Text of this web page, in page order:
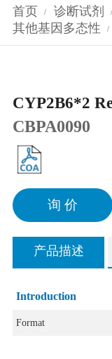
首页 / 诊断试剂 /
其他基因多态性 /
CYP2B6*2
CBPA0090
询 价
产品描述
Introduction
Format